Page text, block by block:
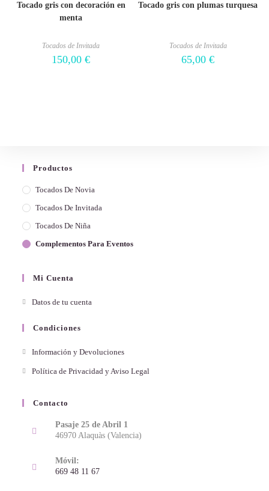
Tocado gris con decoración en
menta
Tocados de Invitada
150,00€
Tocado gris con plumas turquesa
Tocados de Invitada
65,00€
Productos
Tocados De Novia
Tocados De Invitada
Tocados De Niña
Complementos Para Eventos
Mi Cuenta
Datos de tu cuenta
Condiciones
Información y Devoluciones
Política de Privacidad y Aviso Legal
Contacto
Pasaje 25 de Abril 1
46970 Alaquàs (Valencia)
Móvil:
669 48 11 67